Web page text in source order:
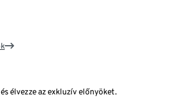
élvezze az exkluzív előnyöket.